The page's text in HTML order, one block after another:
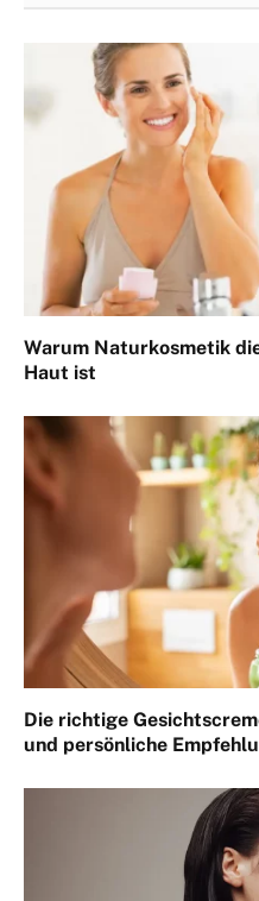
Warum Naturkosmetik
Haut ist
Die richtige
und persönliche